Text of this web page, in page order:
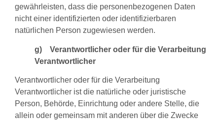
gewährleisten, dass die personenbezogenen Daten
nicht einer identifizierten oder identifizierbaren
natürlichen Person zugewiesen werden.
g) Verantwortlicher oder für die Verarbeitung
Verantwortlicher
Verantwortlicher oder für die Verarbeitung
Verantwortlicher ist die natürliche oder juristische
Person, Behörde, Einrichtung oder andere Stelle, die
allein oder gemeinsam mit anderen über die Zwecke